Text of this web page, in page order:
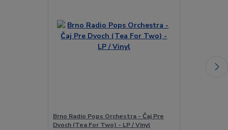
Brno Radio Pops Orchestra - Čaj Pre
Dvoch (Tea For Two) - LP / Vinyl